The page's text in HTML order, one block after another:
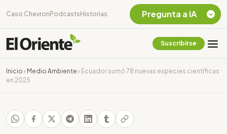
Caso Chevron Podcasts Historias
Suscribirse
Inicio › Medio Ambiente › Ecuador sumó 78 nuevas especies científicas
en 2025
Pregunta a IA
Chevron Ecuador